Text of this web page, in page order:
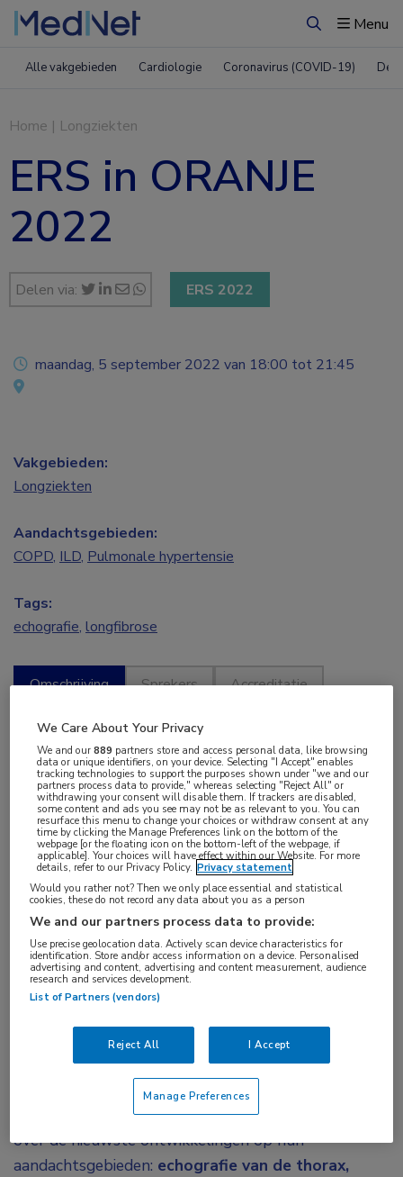
ZoekenMenu
Alle vakgebieden Cardiologie Coronavirus (COVID-19)
Home | Longziekten
ERS in ORANJE
2022
Delen via: ERS 2022
Omschrijving Sprekers
Accreditatie
Programma
Deze bijeenkomst heeft inmiddels
plaatsgevonden.
Na twee jaar afwezigheid in de stad van het congres,
kan de traditie van ERS in ORANJE weer voortgezet
worden. Het prachtige Barcelona is niet alleen de
gastheer van het ERS congres 2022, maar ook van
dit avondsymposium voor Nederlandse longartsen
(in opleiding) die de stad bezoeken.
Een drietal Nederlandse collega’s zal u informeren
over de nieuwste ontwikkelingen op hun
aandachtsgebieden: echografie van de thorax,
maandag, 5 september 2022 van 18:00 tot 21:45
Vakgebieden:
Longziekten
Aandachtsgebieden:
COPD, ILD, Pulmonale hypertensie
Tags:
echografie, longfibrose
We Care About Your Privacy
We and our889 partners store and access personal data, like browsing
data or unique identifiers, on your device. Selecting "I Accept" enables
tracking technologies to support the purposes shown under "we and our
partners process data to provide," whereas selecting "Reject All" or
withdrawing your consent will disable them. If trackers are disabled,
some content and ads you see may not be as relevant to you. You can
resurface this menu to change your choices or withdraw consent at any
time by clicking the Manage Preferences link on the bottom of the
webpage [or the floating icon on the bottom-left of the webpage, if
applicable]. Your choices will have effect within our Website. For more
details, refer to our Privacy Policy. Privacy statement
Would you rather not? Then we only place essential and statistical
cookies, these do not record any data about you as a person
We and our partners process data to provide:
Use precise geolocation data. Actively scan device characteristics for
identification. Store and/or access information on a device. Personalised
advertising and content, advertising and content measurement, audience
research and services development.
List of Partners (vendors)
Reject All I Accept
Manage Preferences